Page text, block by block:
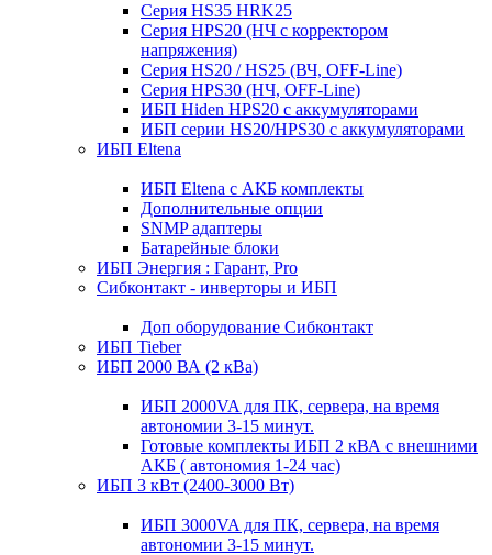
Серия HS35 HRK25
Серия HPS20 (НЧ с корректором
напряжения)
Серия HS20 / HS25 (ВЧ, OFF-Line)
Серия HPS30 (НЧ, OFF-Line)
ИБП Hiden HPS20 с аккумуляторами
ИБП серии HS20/HPS30 с аккумуляторами
ИБП Eltena
ИБП Eltena с АКБ комплекты
Дополнительные опции
SNMP адаптеры
Батарейные блоки
ИБП Энергия : Гарант, Pro
Сибконтакт - инверторы и ИБП
Доп оборудование Сибконтакт
ИБП Tieber
ИБП 2000 ВА (2 кВа)
ИБП 2000VA для ПК, сервера, на время
автономии 3-15 минут.
Готовые комплекты ИБП 2 кВА с внешними
АКБ ( автономия 1-24 час)
ИБП 3 кВт (2400-3000 Вт)
ИБП 3000VA для ПК, сервера, на время
автономии 3-15 минут.